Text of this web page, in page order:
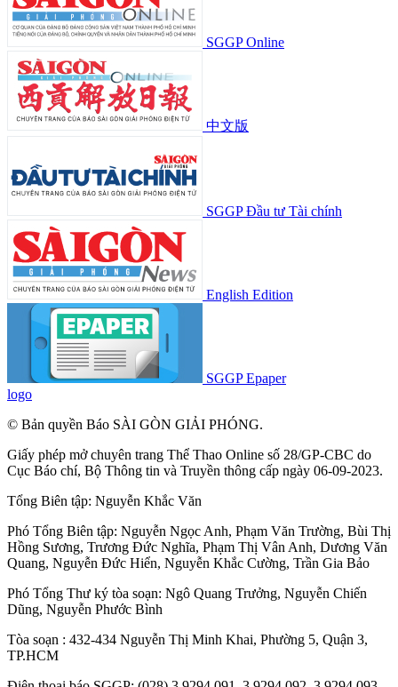
SGGP Online
中文版
SGGP Đầu tư Tài chính
English Edition
SGGP Epaper
logo
© Bản quyền Báo SÀI GÒN GIẢI PHÓNG.
Giấy phép mở chuyên trang Thể Thao Online số 28/GP-CBC do
Cục Báo chí, Bộ Thông tin và Truyền thông cấp ngày 06-09-2023.
Tổng Biên tập: Nguyễn Khắc Văn
Phó Tổng Biên tập: Nguyễn Ngọc Anh, Phạm Văn Trường, Bùi Thị
Hồng Sương, Trương Đức Nghĩa, Phạm Thị Vân Anh, Dương Văn
Quang, Nguyễn Đức Hiển, Nguyễn Khắc Cường, Trần Gia Bảo
Phó Tổng Thư ký tòa soạn: Ngô Quang Trưởng, Nguyễn Chiến
Dũng, Nguyễn Phước Bình
Tòa soạn : 432-434 Nguyễn Thị Minh Khai, Phường 5, Quận 3,
TP.HCM